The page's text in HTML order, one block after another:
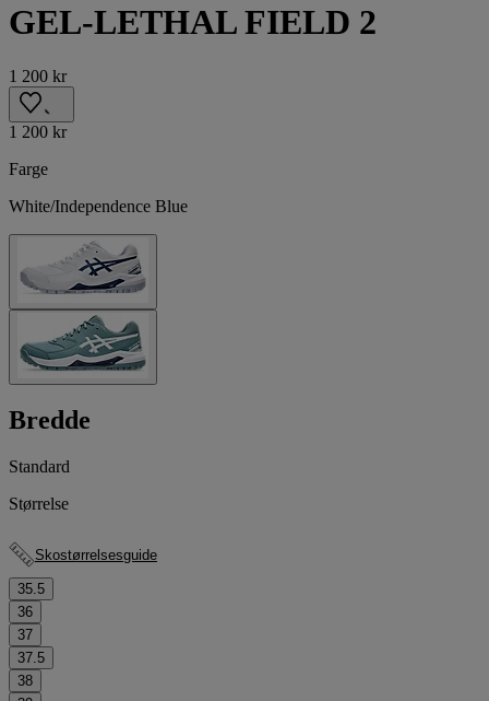
GEL-LETHAL FIELD 2
1 200 kr
1 200 kr
Farge
White/Independence Blue
Bredde
Standard
Størrelse
Skostørrelsesguide
35.5
36
37
37.5
38